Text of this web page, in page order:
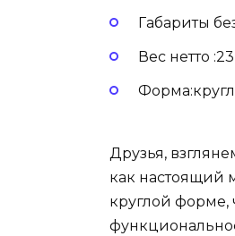
Габариты
Вес нетто
Друзья,
как настоящий
круглой форме,